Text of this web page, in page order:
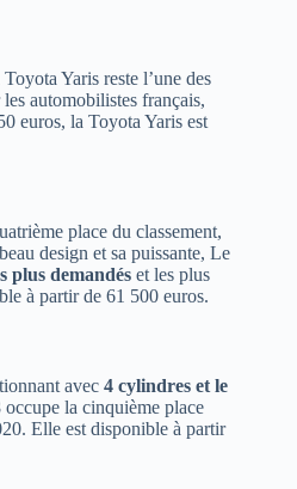
Yaris reste l’une des
automobilistes français,
euros, la Toyota Yaris est
place du classement,
design et sa puissante, Le
plus demandés et les plus
à partir de 61 500 euros.
avec 4 cylindres et le
occupe la cinquième place
Elle est disponible à partir